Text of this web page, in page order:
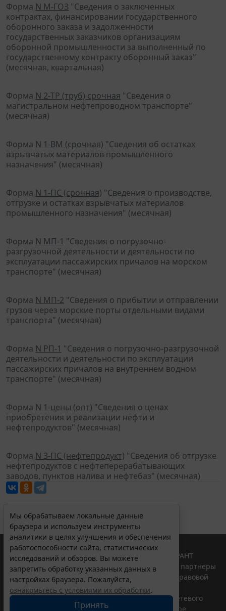
Форма N М-ГОЗ "Сведения о заключенных
контрактах, финансировании государственного
оборонного заказа и задолженности
государственных заказчиков организациям
оборонной промышленности за выполненный по
государственному контракту оборонный заказ"
(месячная, квартальная)
Форма N 2-ТР (труб) срочная "Сведения о
магистральном нефтепроводном транспорте"
(месячная)
Форма N 1-ВМ (срочная) "Сведения об остатках
взрывчатых материалов промышленного
назначения" (месячная)
Форма N 1-ПС (срочная) "Сведения о производстве,
отгрузке и остатках взрывчатых материалов
промышленного назначения" (месячная)
Форма N МП-1 "Сведения о погрузочно-
разгрузочной деятельности и деятельности по
эксплуатации пассажирских причалов на морском
транспорте" (месячная)
Форма N МП-2 "Сведения о прибытии и отправлении
грузов через морские порты отдельными видами
транспорта" (месячная)
Форма N РП-1 "Сведения о погрузочно-разгрузочной
деятельности и деятельности по эксплуатации
пассажирских причалов на внутреннем водном
транспорте" (месячная)
Форма N 1-цены (опт) "Сведения о ценах
приобретения и реализации нефти и
нефтепродуктов" (месячная)
Форма N 3-ПС (нефтепродукт) "Сведения об отгрузке
нефтепродуктов с нефтеперерабатывающих
заводов, пунктов налива и нефтебаз" (месячная)
Мы обрабатываем локальные данные
браузера и используем инструменты
аналитики в целях улучшения и обеспечения
работоспособности сайта, статистических
исследований и обзоров. Вы можете
запретить обработку указанных данных в
настройках браузера. Пожалуйста,
ознакомьтесь с условиями их обработки.
Принять
© ООО "НПП "ГАРАНТ-СЕРВИС", 2026. Система ГАРАНТ
выпускается с 1990 года. Компания "Гарант" и ее партнеры
являются участниками Российской ассоциации правовой
информации ГАРАНТ.
Портал ГАРАНТ.РУ зарегистрирован в качестве сетевого
издания Федеральной службой по надзору в сфере